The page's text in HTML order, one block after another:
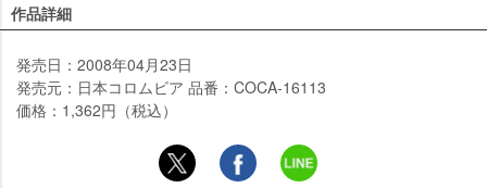
作品詳細
発売日：2008年04月23日
発売元：日本コロムビア 品番：COCA-16113
価格：1,362円（税込）